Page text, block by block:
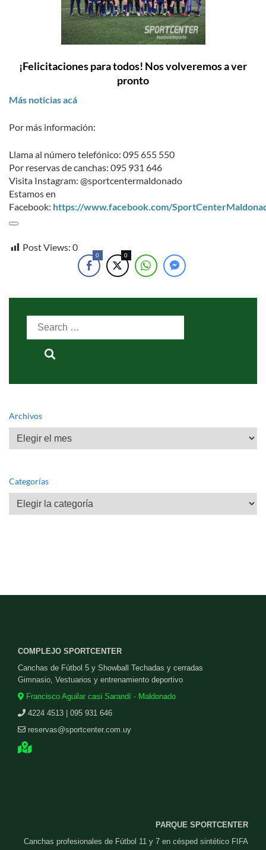
¡Felicitaciones para todos! Nos volveremos a ver
pronto
Más noticias acá
Por más información:
Llama al número telefónico: 095 655 550
Por reservas de canchas: 095 931 646
Visita Instagram: @sportcentermaldonado
Estamos en
Facebook: https://www.facebook.com/
Post Views: 0
0 0
Search
Archivos
Archivos
Categorías
Categorías
COMPLEJO SPORTCENTER
Canchas de Fútbol 5 y Showball Techadas y cerradas
Gimnasio, Vestuarios y entrenamiento deportivo
Francisco Aguilar casi Sarandí - Maldonado
4224 4513 | 095 931 646
reservas@sportcenter.com.uy
PARQUE SPORTCENTER
Canchas profesionales de Fútbol 11 y 7 en césped sintético FIFA